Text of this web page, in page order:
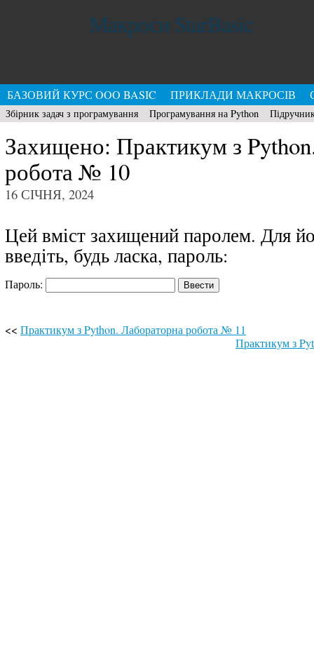
Макроси StarBasic
БАЗОВИЙ КУРС OOO BASIC ПРИКЛАДИ МАКРОСІВ
Збірник задач з програмування Програмування на Python
Захищено: Практикум з
робота № 10
16 СІЧНЯ, 2024
Цей вміст захищений паролем. Для
введіть, будь ласка, пароль:
Пароль:
<< Практикум з Python. Лабораторна робота № 11
Практикум з